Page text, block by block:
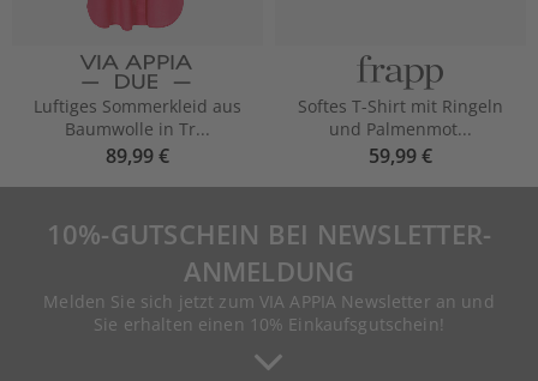
Luftiges Sommerkleid aus
Baumwolle in Tr...
89,99 €
Softes T-Shirt mit Ringeln
und Palmenmot...
59,99 €
10%-GUTSCHEIN BEI NEWSLETTER-
ANMELDUNG
Melden Sie sich jetzt zum VIA APPIA Newsletter an und
Sie erhalten einen 10% Einkaufsgutschein!